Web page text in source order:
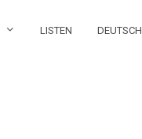
LISTEN DEUTSCH